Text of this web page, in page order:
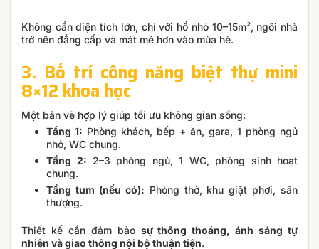
Không cần diện tích lớn, chỉ với hồ nhỏ 10–15m², ngôi nhà
trở nên đẳng cấp và mát mẻ hơn vào mùa hè.
3. Bố trí công năng biệt thự mini
8×12 khoa học
Một bản vẽ hợp lý giúp tối ưu không gian sống:
Tầng 1: Phòng khách, bếp + ăn, gara, 1 phòng ngủ
nhỏ, WC chung.
Tầng 2: 2–3 phòng ngủ, 1 WC, phòng sinh hoạt
chung.
Tầng tum (nếu có): Phòng thờ, khu giặt phơi, sân
thượng.
Thiết kế cần đảm bảo sự thông thoáng, ánh sáng tự
nhiên và giao thông nội bộ thuận tiện.